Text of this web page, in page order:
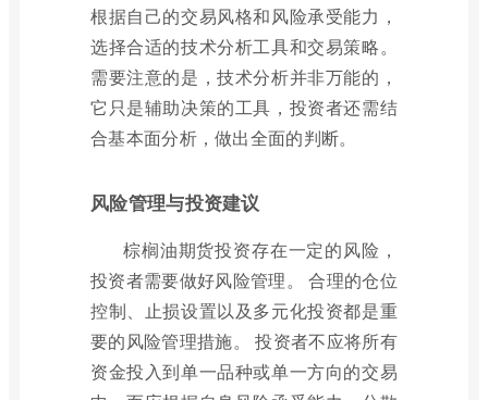
根据自己的交易风格和风险承受能力，
选择合适的技术分析工具和交易策略。
需要注意的是，技术分析并非万能的，
它只是辅助决策的工具，投资者还需结
合基本面分析，做出全面的判断。
风险管理与投资建议
棕榈油期货投资存在一定的风险，
投资者需要做好风险管理。 合理的仓位
控制、止损设置以及多元化投资都是重
要的风险管理措施。 投资者不应将所有
资金投入到单一品种或单一方向的交易